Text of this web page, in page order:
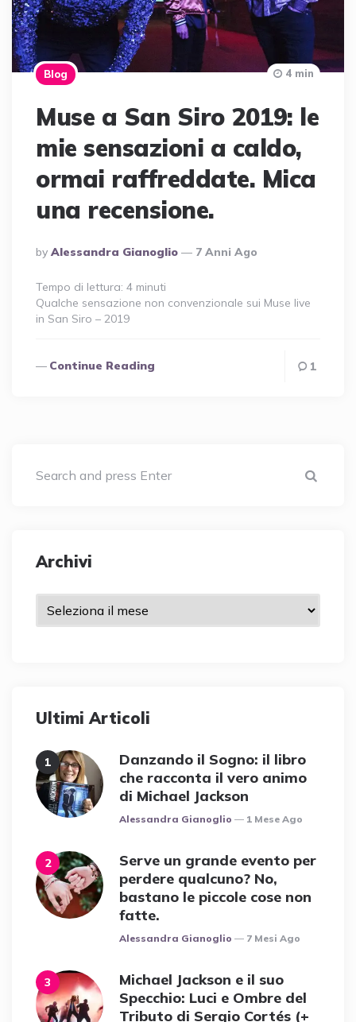
Blog
Muse a San Siro 2019: le
mie sensazioni a caldo,
ormai raffreddate. Mica
una recensione.
Posted
By
By Alessandra Gianoglio 7 Anni Ago
4 min
Tempo di lettura: 4 minuti
Qualche sensazione non convenzionale sui Muse live
in San Siro – 2019
Continue Reading 1
Archivi
Archivi
Ultimi Articoli
Danzando il Sogno: il libro
che racconta il vero animo
di Michael Jackson
Posted
Alessandra Gianoglio 1 Mese Ago
Serve un grande evento per
perdere qualcuno? No,
bastano le piccole cose non
fatte.
Posted
Alessandra Gianoglio 7 Mesi Ago
Michael Jackson e il suo
Specchio: Luci e Ombre del
Tributo di Sergio Cortés (+